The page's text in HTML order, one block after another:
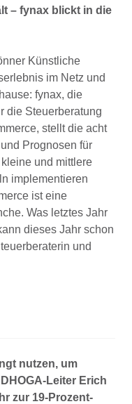
– fynax blickt in die
Künstliche
im Netz und
fynax, die
die Steuerberatung
stellt die acht
Prognosen für
und mittlere
implementieren
ist eine
Was letztes Jahr
dieses Jahr schon
und
nutzen, um
Leiter Erich
zur 19-Prozent-